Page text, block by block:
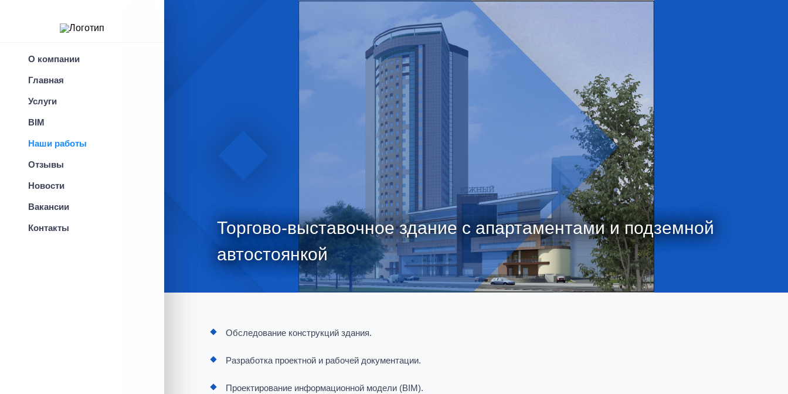
О компании
Главная
Услуги
BIM
Наши работы
Отзывы
Новости
Вакансии
Контакты
Торгово-выставочное здание с апартаментами и подземной
автостоянкой
Обследование конструкций здания.
Разработка проектной и рабочей документации.
Проектирование информационной модели (BIM).